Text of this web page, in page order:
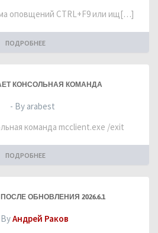
оповщений CTRL+F9 или ищ[…]
ПОДРОБНЕЕ
КОНСОЛЬНАЯ КОМАНДА
- By arabest
команда mcclient.exe /exit
ПОДРОБНЕЕ
ОБНОВЛЕНИЯ 2026.6.1
Андрей Раков